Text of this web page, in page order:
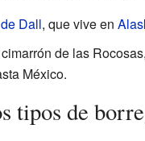
Dall, que vive en
de las
México.
tipos de